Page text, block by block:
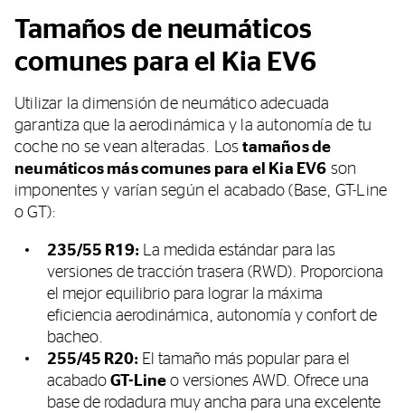
Tamaños de neumáticos
comunes para el Kia EV6
Utilizar la dimensión de neumático adecuada
garantiza que la aerodinámica y la autonomía de tu
coche no se vean alteradas. Lostamaños de
neumáticos más comunes para el Kia EV6 son
imponentes y varían según el acabado (Base, GT-Line
o GT):
235/55 R19: La medida estándar para las
versiones de tracción trasera (RWD). Proporciona
el mejor equilibrio para lograr la máxima
eficiencia aerodinámica, autonomía y confort de
bacheo.
255/45 R20: El tamaño más popular para el
acabado GT-Line o versiones AWD. Ofrece una
base de rodadura muy ancha para una excelente